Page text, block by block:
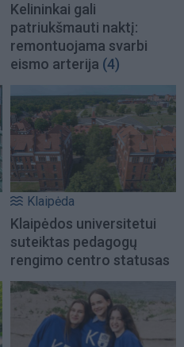
Kelininkai gali
patriukšmauti naktį:
remontuojama svarbi
eismo arterija (4)
Klaipėda
Klaipėdos universitetui
suteiktas pedagogų
rengimo centro statusas